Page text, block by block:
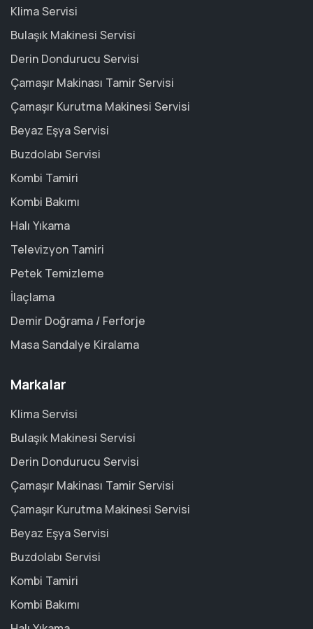
Klima Servisi
Bulaşık Makinesi Servisi
Derin Dondurucu Servisi
Çamaşır Makinası Tamir Servisi
Çamaşır Kurutma Makinesi Servisi
Beyaz Eşya Servisi
Buzdolabı Servisi
Kombi Tamiri
Kombi Bakımı
Halı Yıkama
Televizyon Tamiri
Petek Temizleme
İlaçlama
Demir Doğrama / Ferforje
Masa Sandalye Kiralama
Markalar
Klima Servisi
Bulaşık Makinesi Servisi
Derin Dondurucu Servisi
Çamaşır Makinası Tamir Servisi
Çamaşır Kurutma Makinesi Servisi
Beyaz Eşya Servisi
Buzdolabı Servisi
Kombi Tamiri
Kombi Bakımı